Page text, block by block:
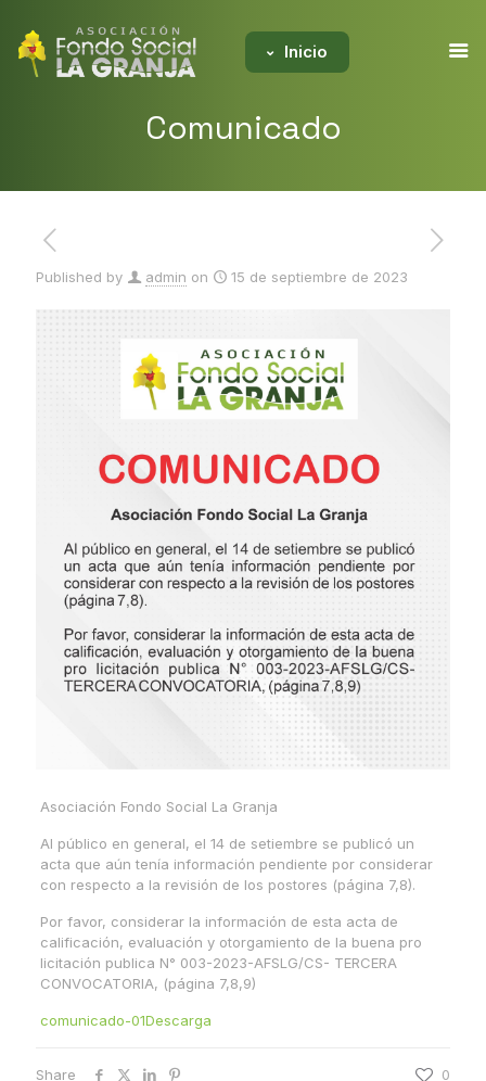
Inicio
Comunicado
Published by admin on 15 de septiembre de 2023
Asociación Fondo Social La Granja
Al público en general, el 14 de setiembre se publicó un
acta que aún tenía información pendiente por considerar
con respecto a la revisión de los postores (página 7,8).
Por favor, considerar la información de esta acta de
calificación, evaluación y otorgamiento de la buena pro
licitación publica N° 003-2023-AFSLG/CS- TERCERA
CONVOCATORIA, (página 7,8,9)
comunicado-01Descarga
Share 0